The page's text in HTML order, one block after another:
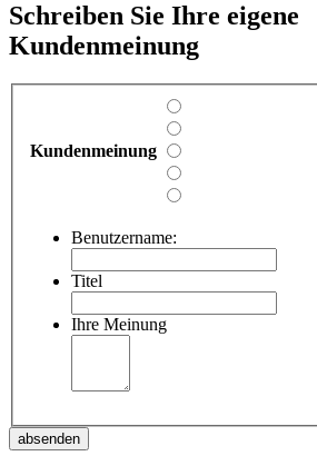
Schreiben Sie Ihre eigene
Kundenmeinung
Kundenmeinung
Benutzername:
Titel
Ihre Meinung
absenden